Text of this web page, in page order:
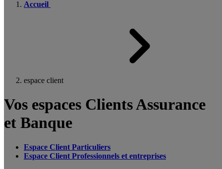
Accueil
espace client
Vos espaces Clients Assurance
et Banque
Espace Client Particuliers
Espace Client Professionnels et entreprises